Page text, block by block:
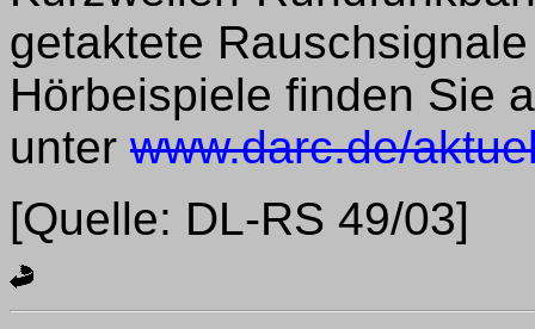
getaktete
Hörbeispiele finden Sie
unter www.darc.de/
[Quelle: DL-RS 49/03]